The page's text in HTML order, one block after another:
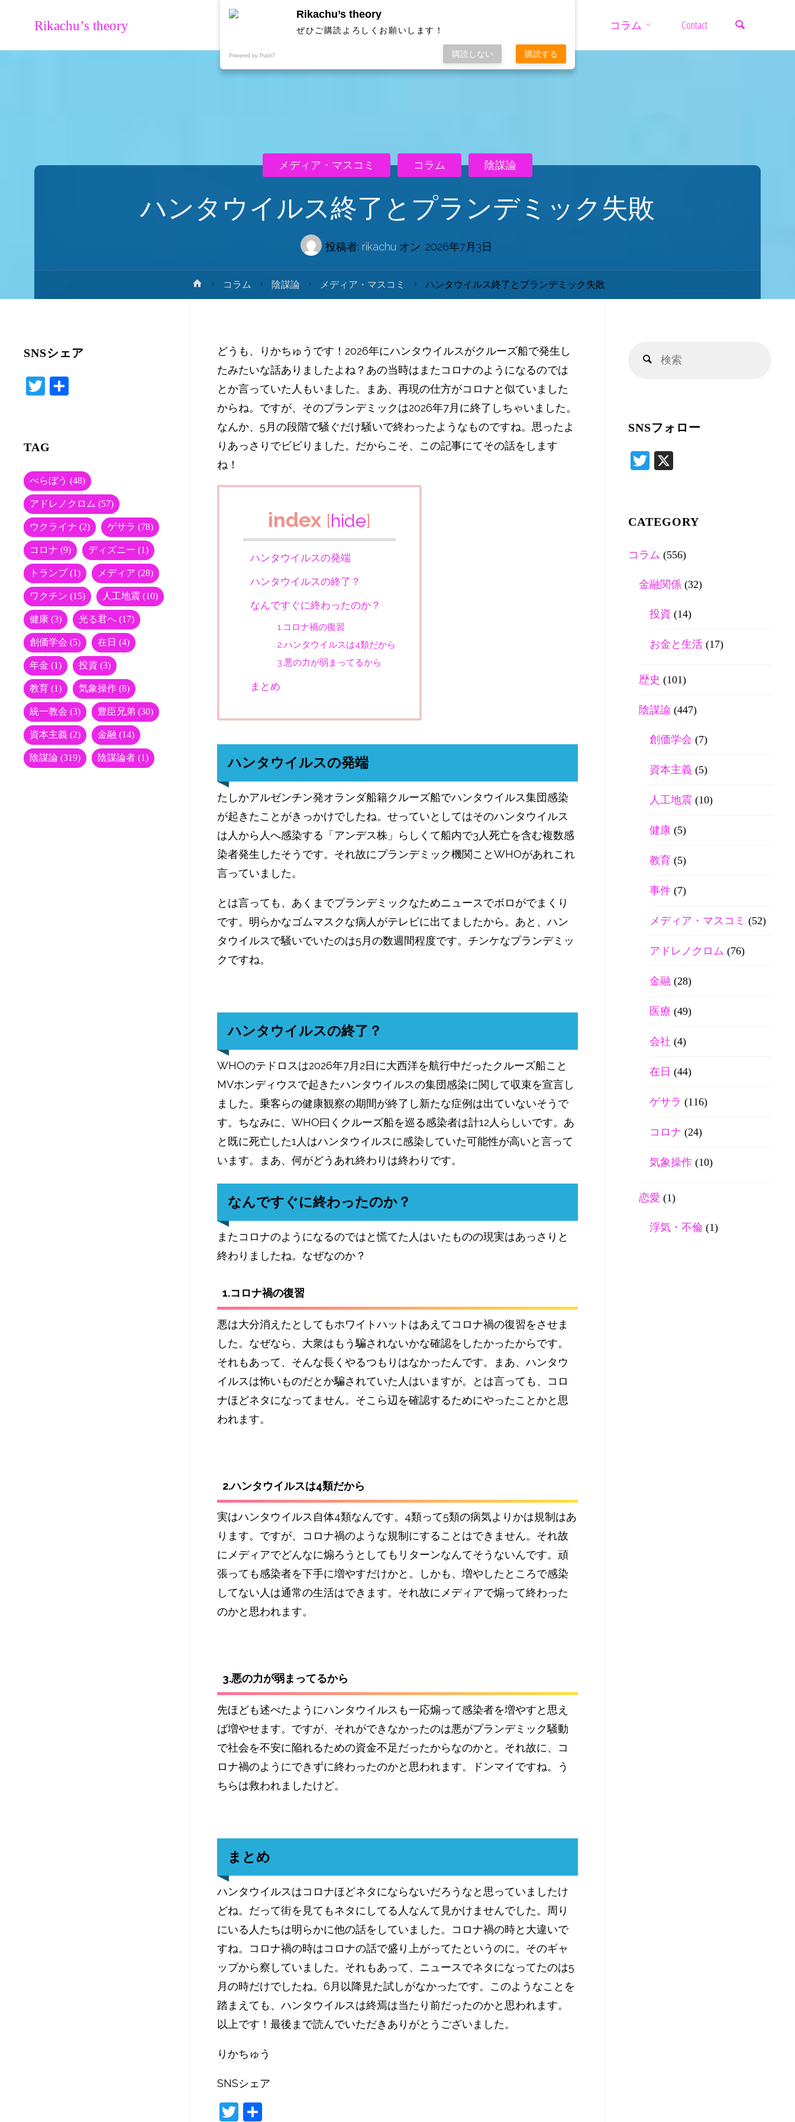
Rikachu’s theory
ツ
へ
コラム Contact
ハンタウイルス終了とプランデミック失敗
投稿者: rikachu オン 2026年7月3日
メディア・マスコミ コラム 陰謀論
ホ
ー
コラム 陰謀論 メディア・マスコミ ハンタウイルス終了とプランデミック失敗
どうも、りかちゅうです！2026年にハンタウイルスがクルーズ船で発生し
たみたいな話ありましたよね？あの当時はまたコロナのようになるのでは
とか言っていた人もいました。まあ、再現の仕方がコロナと似ていました
からね。ですが、そのプランデミックは2026年7月に終了しちゃいました。
なんか、5月の段階で騒ぐだけ騒いで終わったようなものですね。思ったよ
りあっさりでビビりました。だからこそ、この記事にてその話をします
ね！
index [hide]
ハンタウイルスの発端
ハンタウイルスの終了？
なんですぐに終わったのか？
1.コロナ禍の復習
2.ハンタウイルスは4類だから
3.悪の力が弱まってるから
まとめ
ハンタウイルスの発端
たしかアルゼンチン発オランダ船籍クルーズ船でハンタウイルス集団感染
が起きたことがきっかけでしたね。せっていとしてはそのハンタウイルス
は人から人へ感染する「アンデス株」らしくて船内で3人死亡を含む複数感
染者発生したそうです。それ故にプランデミック機関ことWHOがあれこれ
言っていました。
とは言っても、あくまでプランデミックなためニュースでボロがでまくり
です。明らかなゴムマスクな病人がテレビに出てましたから。あと、ハン
タウイルスで騒いでいたのは5月の数週間程度です。チンケなプランデミッ
クですね。
ハンタウイルスの終了？
WHOのテドロスは2026年7月2日に大西洋を航行中だったクルーズ船こと
MVホンディウスで起きたハンタウイルスの集団感染に関して収束を宣言し
ました。乗客らの健康観察の期間が終了し新たな症例は出ていないそうで
す。ちなみに、WHO曰くクルーズ船を巡る感染者は計12人らしいです。あ
と既に死亡した1人はハンタウイルスに感染していた可能性が高いと言って
います。まあ、何がどうあれ終わりは終わりです。
なんですぐに終わったのか？
またコロナのようになるのではと慌てた人はいたものの現実はあっさりと
終わりましたね。なぜなのか？
1.コロナ禍の復習
悪は大分消えたとしてもホワイトハットはあえてコロナ禍の復習をさせま
した。なぜなら、大衆はもう騙されないかな確認をしたかったからです。
それもあって、そんな長くやるつもりはなかったんです。まあ、ハンタウ
イルスは怖いものだとか騙されていた人はいますが。とは言っても、コロ
ナほどネタになってません。そこら辺を確認するためにやったことかと思
われます。
2.ハンタウイルスは4類だから
実はハンタウイルス自体4類なんです。4類って5類の病気よりかは規制はあ
ります。ですが、コロナ禍のような規制にすることはできません。それ故
にメディアでどんなに煽ろうとしてもリターンなんてそうないんです。頑
張っても感染者を下手に増やすだけかと。しかも、増やしたところで感染
してない人は通常の生活はできます。それ故にメディアで煽って終わった
のかと思われます。
3.悪の力が弱まってるから
先ほども述べたようにハンタウイルスも一応煽って感染者を増やすと思え
ば増やせます。ですが、それができなかったのは悪がプランデミック騒動
で社会を不安に陥れるための資金不足だったからなのかと。それ故に、コ
ロナ禍のようにできずに終わったのかと思われます。ドンマイですね。う
ちらは救われましたけど。
まとめ
ハンタウイルスはコロナほどネタにならないだろうなと思っていましたけ
どね。だって街を見てもネタにしてる人なんて見かけませんでした。周り
にいる人たちは明らかに他の話をしていました。コロナ禍の時と大違いで
すね。コロナ禍の時はコロナの話で盛り上がってたというのに。そのギャ
ップから察していました。それもあって、ニュースでネタになってたのは5
月の時だけでしたね。6月以降見た試しがなかったです。このようなことを
踏まえても、ハンタウイルスは終焉は当たり前だったのかと思われます。
以上です！最後まで読んでいただきありがとうございました。
りかちゅう
SNSシェア
T
SNSシェア
T
r
TAG
べらぼう (48)
アドレノクロム (57)
ウクライナ (2) ゲサラ (78)
コロナ (9) ディズニー (1)
トランプ(1) メディア (28)
ワクチン (15) 人工地震 (10)
健康 (3) 光る君へ (17)
創価学会 (5) 在日 (4)
年金 (1) 投資 (3)
教育 (1) 気象操作 (8)
統一教会 (3) 豊臣兄弟 (30)
資本主義 (2) 金融 (14)
陰謀論 (319) 陰謀論者 (1)
検
SNSフォロー
T
r
CATEGORY
コラム (556)
金融関係 (32)
投資 (14)
お金と生活 (17)
歴史 (101)
陰謀論 (447)
創価学会 (7)
資本主義 (5)
人工地震 (10)
健康 (5)
教育 (5)
事件 (7)
メディア・マスコミ (52)
アドレノクロム (76)
金融 (28)
医療 (49)
会社 (4)
在日 (44)
ゲサラ (116)
コロナ (24)
気象操作 (10)
恋愛 (1)
浮気・不倫 (1)
Rikachu’s theory
ぜひご購読よろしくお願いします！
Powered by Push7 購読しない 購読する